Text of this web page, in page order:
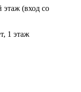
(вход со
1 этаж